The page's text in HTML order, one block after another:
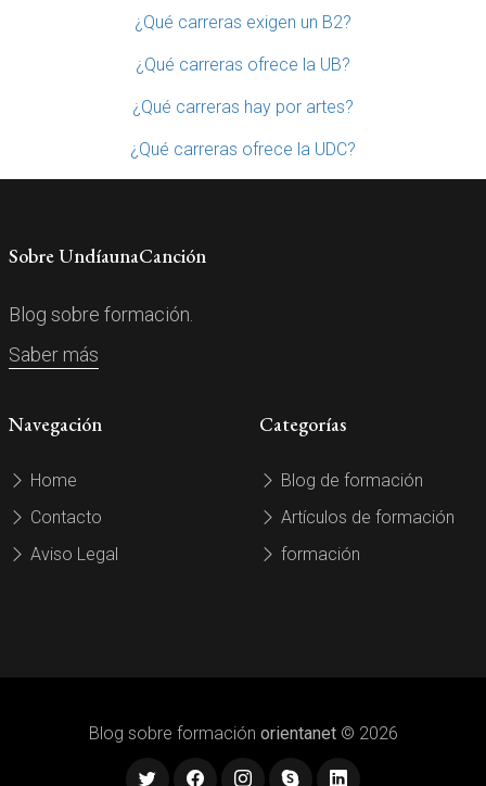
¿Qué carreras exigen un B2?
¿Qué carreras ofrece la UB?
¿Qué carreras hay por artes?
¿Qué carreras ofrece la UDC?
Sobre UndíaunaCanción
Blog sobre formación.
Saber más
Navegación
Home
Contacto
Aviso Legal
Categorías
Blog de formación
Artículos de formación
formación
Blog sobre formación orientanet© 2026